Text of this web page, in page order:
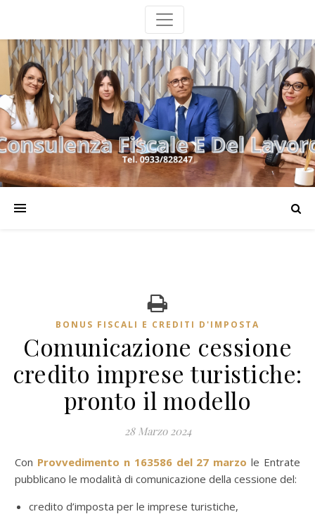
BONUS FISCALI E CREDITI D'IMPOSTA
Comunicazione cessione
credito imprese turistiche:
pronto il modello
28 Marzo 2024
Con Provvedimento n 163586 del 27 marzo le Entrate
pubblicano le modalità di comunicazione della cessione del:
credito d’imposta per le imprese turistiche,